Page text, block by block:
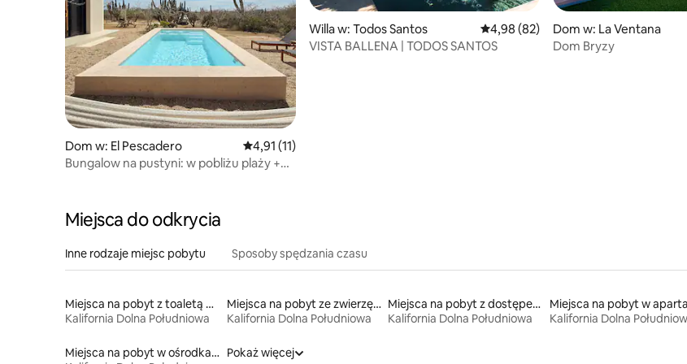
Dom w: El Pescadero Średnia ocena: 4,91 na 5, liczba recenzji: 11
4,91 (11)
Bungalow na pustyni: w pobliżu plaży +
Willa w: Todos Santos Średnia ocena: 4,98 na 5, liczba
4,98 (82)
VISTA BALLENA | TODOS SANTOS
Dom w: La Ventana
Dom Bryzy
Miejsca do odkrycia
Inne rodzaje miejsc pobytu Sposoby spędzania czasu
Miejsca na pobyt z toaletą dla osoby z niepełnosprawnością
Kalifornia Dolna Południowa
Miejsca na pobyt ze zwierzętami
Kalifornia Dolna Południowa
Miejsca na pobyt z dostępem do plaży
Kalifornia Dolna Południowa
Kalifornia Dolna
Miejsca na pobyt w ośrodkach wypoczynkowych Pokaż więcej